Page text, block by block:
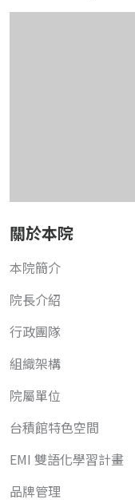
關於本院
本院簡介
院長介紹
行政團隊
組織架構
院屬單位
台積館特色空間
EMI 雙語化學習計畫
品牌管理